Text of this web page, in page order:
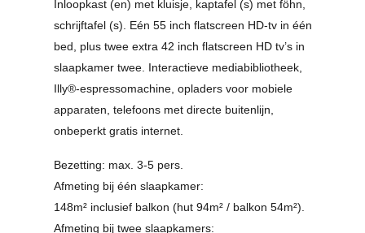
Inloopkast (en) met kluisje, kaptafel (s) met föhn,
schrijftafel (s). Eén 55 inch flatscreen HD-tv in één
bed, plus twee extra 42 inch flatscreen HD tv’s in
slaapkamer twee. Interactieve mediabibliotheek,
Illy®-espressomachine, opladers voor mobiele
apparaten, telefoons met directe buitenlijn,
onbeperkt gratis internet.
Bezetting: max. 3-5 pers.
Afmeting bij één slaapkamer:
148m² inclusief balkon (hut 94m² / balkon 54m²).
Afmeting bij twee slaapkamers: